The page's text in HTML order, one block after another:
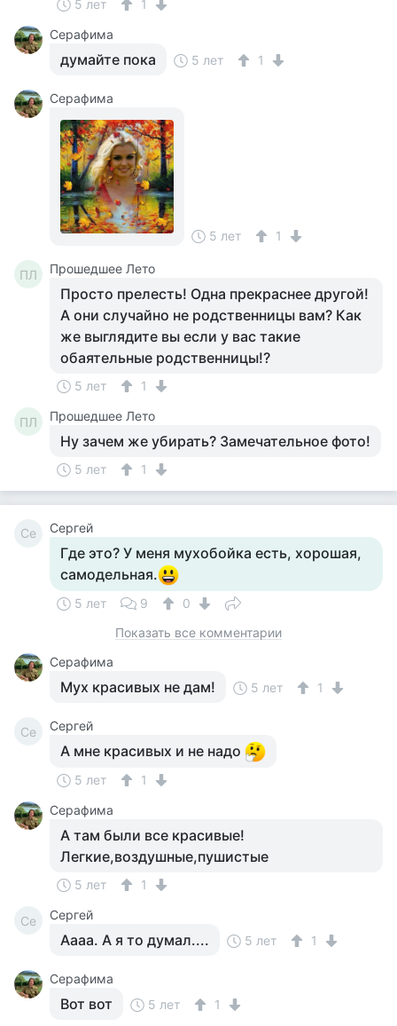
5 лет
1
Серафима
думайте пока 5 лет 1
Серафима
5 лет 1
ПЛ Прошедшее Лето
Просто прелесть! Одна прекраснее другой!
А они случайно не родственницы вам? Как
же выглядите вы если у вас такие
обаятельные родственницы!?
5 лет 1
ПЛ Прошедшее Лето
Ну зачем же убирать? Замечательное фото!
5 лет 1
Се Сергей
Где это? У меня мухобойка есть, хорошая,
самодельная.
5 лет 9
0
Показать все комментарии
Серафима
Мух красивых не дам! 5 лет 1
Се Сергей
А мне красивых и не надо
5 лет
1
Серафима
А там были все красивые!
Легкие,воздушные,пушистые
5 лет 1
Се Сергей
Аааа. А я то думал.... 5 лет 1
Серафима
Вот вот 5 лет 1